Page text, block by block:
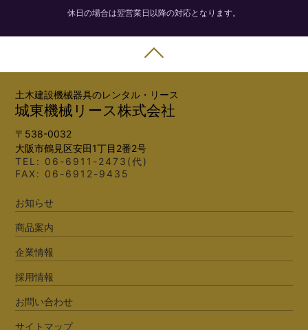
休日の場合は翌営業日以降の対応となります。
土木建設機械器具のレンタル・リース
城東機械リース株式会社
〒538-0032
大阪市鶴見区安田1丁目2番2号
TEL: 06-6911-2473(代)
FAX: 06-6912-9435
お知らせ
商品案内
企業情報
採用情報
お問い合わせ
サイトマップ